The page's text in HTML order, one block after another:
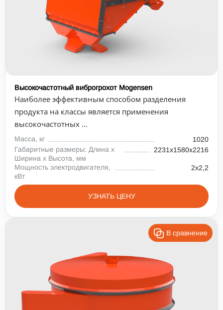
Высокочастотный виброгрохот Mogensen
Наиболее эффективным способом разделения
продукта на классы является применения
высокочастотных ...
Масса, кг
1020
Габаритные размеры: Длина х
Ширина х Высота, мм
2231х1580х2216
Мощность электродвигателя,
кВт
2х2,2
УЗНАТЬ ЦЕНУ
В сравнение